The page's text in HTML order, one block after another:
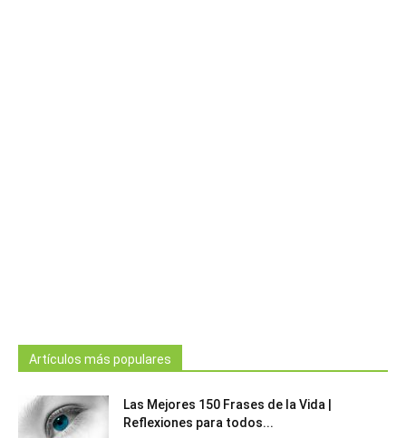
Artículos más populares
Las Mejores 150 Frases de la Vida |
Reflexiones para todos...